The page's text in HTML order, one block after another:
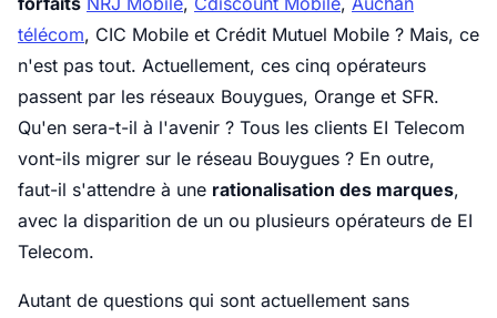
télécom, CIC Mobile et Crédit Mutuel Mobile ? Mais, ce
n'est pas tout. Actuellement, ces cinq opérateurs
passent par les réseaux Bouygues, Orange et SFR.
Qu'en sera-t-il à l'avenir ? Tous les clients EI Telecom
vont-ils migrer sur le réseau Bouygues ? En outre,
faut-il s'attendre à une rationalisation des marques,
avec la disparition de un ou plusieurs opérateurs de EI
Telecom.
Autant de questions qui sont actuellement sans